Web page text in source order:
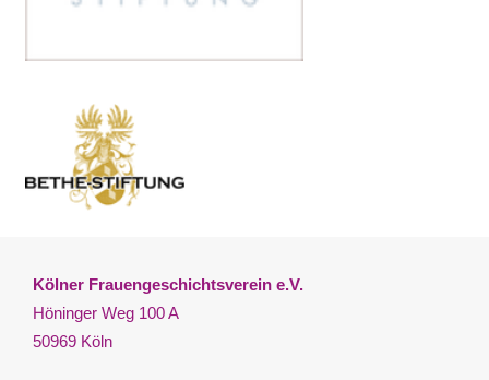
Kölner Frauengeschichtsverein e.V.
Höninger Weg 100 A
50969 Köln